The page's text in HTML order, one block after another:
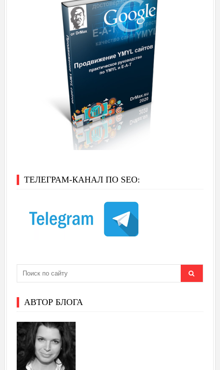
ТЕЛЕГРАМ-КАНАЛ ПО SEO:
АВТОР БЛОГА